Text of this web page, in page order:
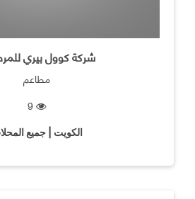
شركة كوول بيري
مطاعم
الكويت | جميع